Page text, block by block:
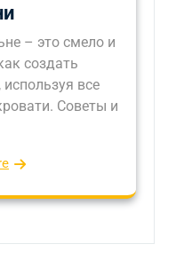
– это смело и
создать
все
Советы и